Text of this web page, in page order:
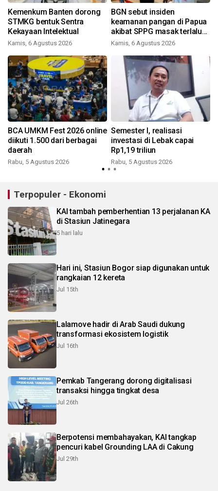
Kemenkum Banten dorong
STMKG bentuk Sentra
Kekayaan Intelektual
Kamis, 6 Agustus 2026
BGN sebut insiden
keamanan pangan di Papua
akibat SPPG masak terlalu
awal
Kamis, 6 Agustus 2026
BCA UMKM Fest 2026 online
diikuti 1.500 dari berbagai
daerah
Rabu, 5 Agustus 2026
Semester I, realisasi
investasi di Lebak capai
Rp1,19 triliun
Rabu, 5 Agustus 2026
Terpopuler - Ekonomi
KAI tambah pemberhentian 13 perjalanan KA
di Stasiun Jatinegara
5 hari lalu
Hari ini, Stasiun Bogor siap digunakan untuk
rangkaian 12 kereta
Jul 15th
Lalamove hadir di Arab Saudi dukung
transformasi ekosistem logistik
Jul 16th
Pemkab Tangerang dorong digitalisasi
transaksi hingga tingkat desa
Jul 26th
Berpotensi membahayakan, KAI tangkap
pencuri kabel Grounding LAA di Cakung
Jul 29th